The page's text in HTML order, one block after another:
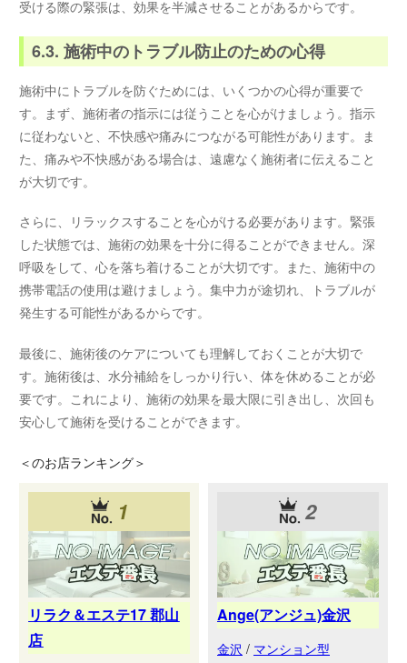
受ける際の緊張は、効果を半減させることがあるからです。
6.3. 施術中のトラブル防止のための心得
施術中にトラブルを防ぐためには、いくつかの心得が重要で
す。まず、施術者の指示には従うことを心がけましょう。指示
に従わないと、不快感や痛みにつながる可能性があります。ま
た、痛みや不快感がある場合は、遠慮なく施術者に伝えること
が大切です。
さらに、リラックスすることを心がける必要があります。緊張
した状態では、施術の効果を十分に得ることができません。深
呼吸をして、心を落ち着けることが大切です。また、施術中の
携帯電話の使用は避けましょう。集中力が途切れ、トラブルが
発生する可能性があるからです。
最後に、施術後のケアについても理解しておくことが大切で
す。施術後は、水分補給をしっかり行い、体を休めることが必
要です。これにより、施術の効果を最大限に引き出し、次回も
安心して施術を受けることができます。
＜のお店ランキング＞
1
リラク＆エステ17 郡山
店
2
Ange(アンジュ)金沢
金沢 / マンション型